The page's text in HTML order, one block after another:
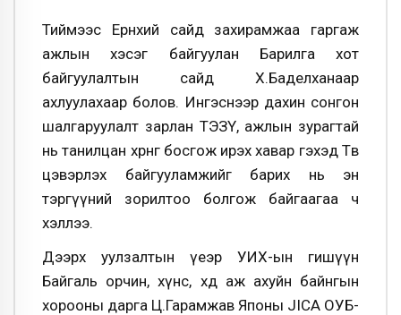
Тиймээс Ерөнхий сайд захирамжаа гаргаж
ажлын хэсэг байгуулан Барилга хот
байгуулалтын сайд Х.Баделханаар
ахлуулахаар болов. Ингэснээр дахин сонгон
шалгаруулалт зарлан ТЭЗҮ, ажлын зурагтай
нь танилцан хөрөнгө босгож ирэх хавар гэхэд Төв
цэвэрлэх байгууламжийг барих нь эн
тэргүүний зорилтоо болгож байгаагаа ч
хэллээ.
Дээрх уулзалтын үеэр УИХ-ын гишүүн
Байгаль орчин, хүнс, хөдөө аж ахуйн байнгын
хорооны дарга Ц.Гарамжав Японы JICA ОУБ-